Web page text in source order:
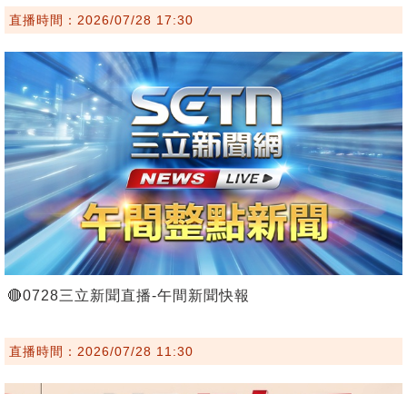
直播時間：2026/07/28 17:30
🔴0728三立新聞直播-午間新聞快報
直播時間：2026/07/28 11:30